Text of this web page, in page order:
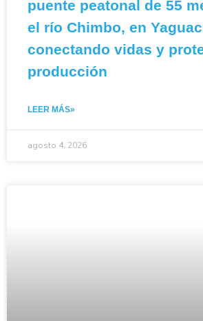
puente peatonal de 55
el río Chimbo, en
conectando vidas y
producción
LEER MÁS»
agosto 4, 2026